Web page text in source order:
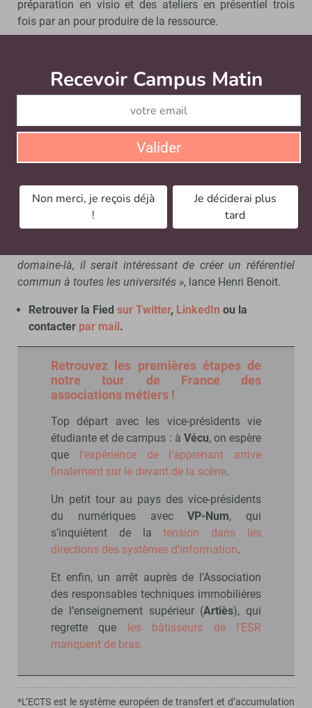
préparation en visio et des ateliers en présentiel trois
fois par an pour produire de la ressource.
la co-création de ressources »
Alors que revenaient régulièrement les questions de la
encore l’évaluation du coût d’une formation à distance,
« ces thématiques ont un peu disparu »
Désormais, l’association envisage de prendre à bras le
corps la question de la valorisation du travail des
enseignants-chercheurs dans la co-création de
domaine-là, il serait intéressant de créer un référentiel
commun à toutes les universités », lance Henri Benoit.
Retrouver la Fied sur Twitter, LinkedIn ou la
contacter par mail.
Retrouvez les premières étapes de
notre tour de France des
associations métiers !
Top départ avec les vice-présidents vie
étudiante et de campus : à Vécu, on espère
que l’expérience de l’apprenant arrive
finalement sur le devant de la scène.
Un petit tour au pays des vice-présidents
du numériques avecVP-Num, qui
s’inquiètent de latension dans les
directions des systèmes d’information.
Et enfin, un arrêt auprès de l’Association
des responsables techniques immobilières
de l’enseignement supérieur (Artiès), qui
regrette que les bâtisseurs de l’ESR
manquent de bras.
*L’ECTS est le système européen de transfert et d’accumulation
Recevoir Campus Matin
Valider
Non merci, je reçois déjà
!
Je déciderai plus
tard